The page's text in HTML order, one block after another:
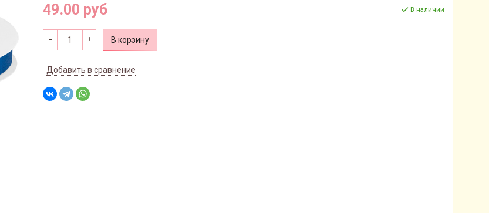
49.00 руб В наличии
В корзину
Добавить в сравнение